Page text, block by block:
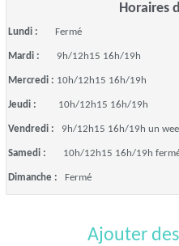
Horaires
Lundi : Fermé
Mardi : 9h/12h15 16h/19h
Mercredi : 10h/12h15 16h/19h
Jeudi : 10h/12h15 16h/19h
Vendredi : 9h/12h15 16h/19h un
Samedi : 10h/12h15 16h/19h
Dimanche : Fermé
Ajouter